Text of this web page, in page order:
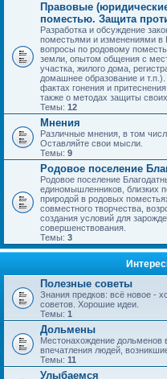
Правовые
поместью. Защита
Разработка и обсуждение
поместьями и изменениями в
вопросы по родовому
земли, опытом общения с
участка, жилого дома,
домашнее образование и
фактах гонения и
также о методах защиты
Темы: 12
Мнения
Различные мнения, в том
Оставляйте свои мысли.
Темы: 9
Родовое поселение
Родовое поселение
единомышленников, близких
природой в родовых
совместного творчества,
создания условий для
совершенствования.
Темы: 3
Полезные советы
Знания предков: всё новое -
советов. Хорошие идеи.
Темы: 1
Дольмены
Местонахождение дольменов
впечатления людей,
Темы: 11
Улыбаемся